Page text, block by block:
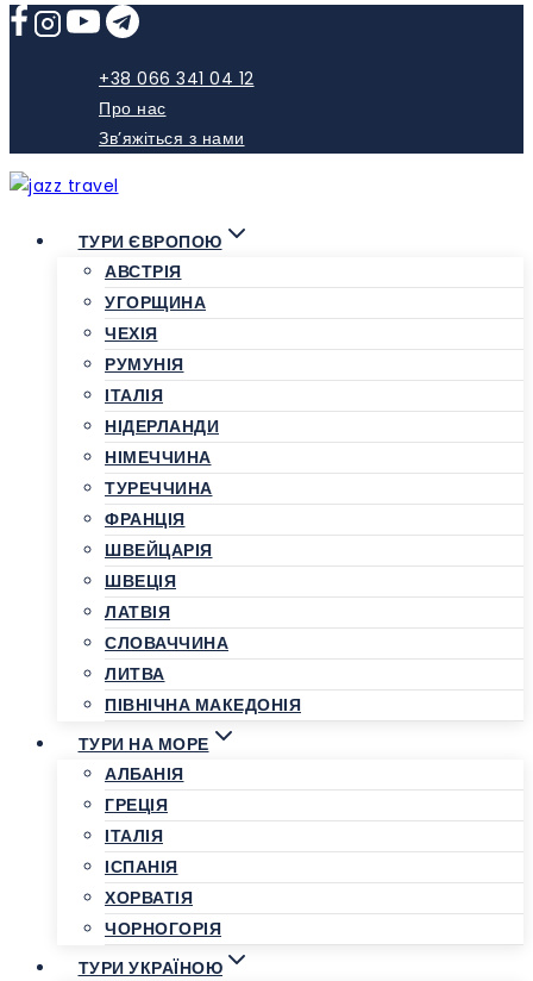
Skip
+38 066 341 04 12
Про нас
Зв’яжіться з нами
ТУРИ ЄВРОПОЮ
АВСТРІЯ
УГОРЩИНА
ЧЕХІЯ
РУМУНІЯ
ІТАЛІЯ
НІДЕРЛАНДИ
НІМЕЧЧИНА
ТУРЕЧЧИНА
ФРАНЦІЯ
ШВЕЙЦАРІЯ
ШВЕЦІЯ
ЛАТВІЯ
СЛОВАЧЧИНА
ЛИТВА
ПІВНІЧНА МАКЕДОНІЯ
ТУРИ НА МОРЕ
АЛБАНІЯ
ГРЕЦІЯ
ІТАЛІЯ
ІСПАНІЯ
ХОРВАТІЯ
ЧОРНОГОРІЯ
ТУРИ УКРАЇНОЮ